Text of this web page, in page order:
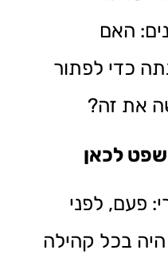
האם
כדי לפתור
את זה?
לכאן
פעם, לפני
בכל קהילה